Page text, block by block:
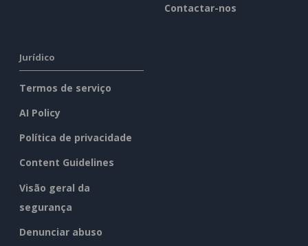
Contactar-nos
Jurídico
Termos de serviço
AI Policy
Política de privacidade
Content Guidelines
Visão geral da
segurança
Denunciar abuso